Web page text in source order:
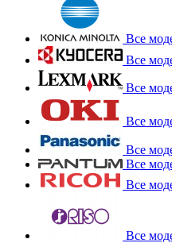
Все
Все
Все
Все
Все
Все
Все
Все